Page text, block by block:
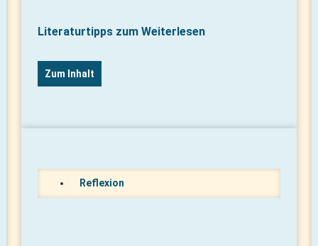
Literaturtipps zum Weiterlesen
Zum Inhalt
Reflexion